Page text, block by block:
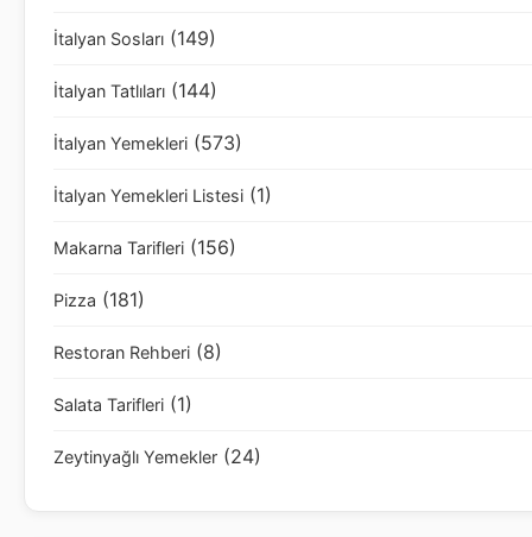
İtalyan Sosları (149)
İtalyan Tatlıları (144)
İtalyan Yemekleri (573)
İtalyan Yemekleri Listesi (1)
Makarna Tarifleri (156)
Pizza (181)
Restoran Rehberi (8)
Salata Tarifleri (1)
Zeytinyağlı Yemekler (24)